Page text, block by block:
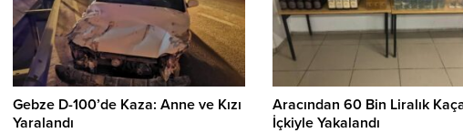
Gebze D-100’de Kaza: Anne ve Kızı
Yaralandı
Aracından 60 Bin Liralık
İçkiyle Yakalandı